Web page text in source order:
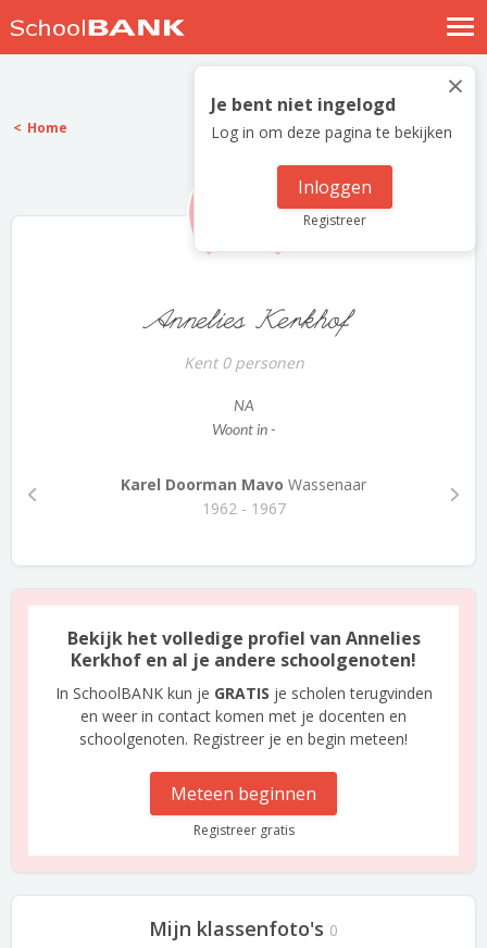
Nostalgische verhalen
Log in
Meld je gratis aan
×
Je bent niet ingelogd
Log in om deze pagina te bekijken
Inloggen
Registreer
Home
Annelies Kerkhof
Kent 0 personen
NA
Woont in -
Karel Doorman Mavo Wassenaar
1962 - 1967
Bekijk het volledige profiel van Annelies
Kerkhof en al je andere schoolgenoten!
In SchoolBANK kun je GRATIS je scholen terugvinden
en weer in contact komen met je docenten en
schoolgenoten. Registreer je en begin meteen!
Meteen beginnen
Registreer gratis
Mijn klassenfoto's 0